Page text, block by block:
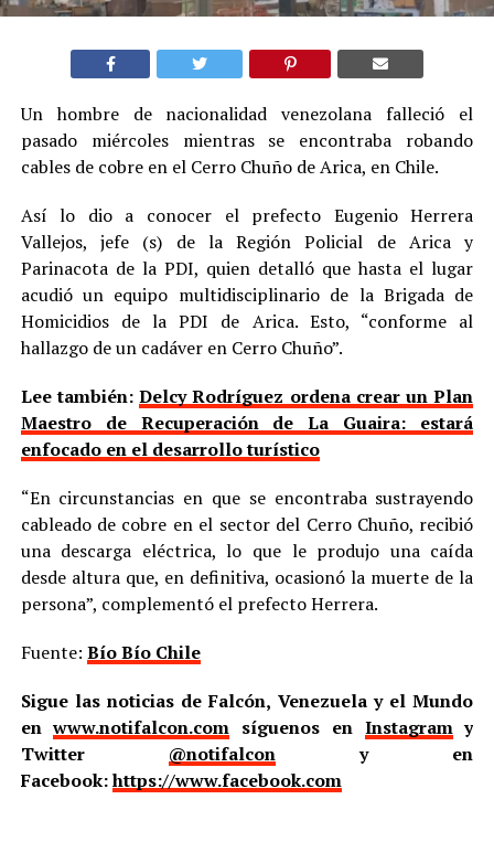
Un hombre de nacionalidad venezolana falleció el
pasado miércoles mientras se encontraba robando
cables de cobre en el Cerro Chuño de Arica, en Chile.
Así lo dio a conocer el prefecto Eugenio Herrera
Vallejos, jefe (s) de la Región Policial de Arica y
Parinacota de la PDI, quien detalló que hasta el lugar
acudió un equipo multidisciplinario de la Brigada de
Homicidios de la PDI de Arica. Esto, “conforme al
hallazgo de un cadáver en Cerro Chuño”.
Lee también:Delcy Rodríguez ordena crear un Plan
Maestro de Recuperación de La Guaira: estará
enfocado en el desarrollo turístico
“En circunstancias en que se encontraba sustrayendo
cableado de cobre en el sector del Cerro Chuño, recibió
una descarga eléctrica, lo que le produjo una caída
desde altura que, en definitiva, ocasionó la muerte de la
persona”, complementó el prefecto Herrera.
Fuente: Bío Bío Chile
Sigue las noticias de Falcón, Venezuela y el Mundo
enwww.notifalcon.com síguenos en Instagramy
Twitter @notifalcony en
Facebook:https://www.facebook.com